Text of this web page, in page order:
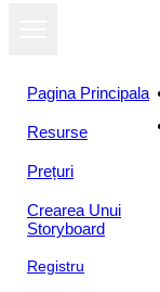
Pagina Principala
Resurse
Prețuri
Crearea Unui
Storyboard
Registru
Vizualizați ca
prezentare de